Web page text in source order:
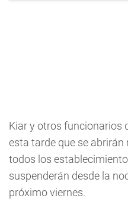
Kiar y otros funcionarios
esta tarde que se abrirán
todos los
suspenderán desde la
próximo viernes.